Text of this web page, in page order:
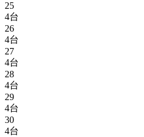
25
4台
26
4台
27
4台
28
4台
29
4台
30
4台